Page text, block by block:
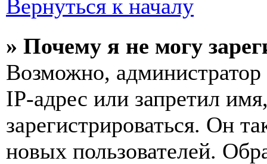
Вернуться к началу
» Почему я не могу
Возможно,
IP-адрес или запретил
зарегистрироваться. Он
новых пользователей.